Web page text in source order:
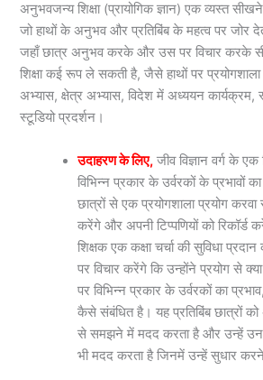
अनुभवजन्य शिक्षा (प्रायोगिक ज्ञान) एक व्यस्त
जो हाथों के अनुभव और प्रतिबिंब के महत्व पर जोर
जहाँ छात्र अनुभव करके और उस पर विचार करके
शिक्षा कई रूप ले सकती है, जैसे हाथों पर प्रयोगशाला
अभ्यास, क्षेत्र अभ्यास, विदेश में अध्ययन
स्टूडियो प्रदर्शन।
उदाहरण के लिए, जीव विज्ञान वर्ग के एक
विभिन्न प्रकार के उर्वरकों के प्रभावों
छात्रों से एक प्रयोगशाला प्रयोग
करेंगे और अपनी टिप्पणियों को रिकॉर्ड
शिक्षक एक कक्षा चर्चा की सुविधा
पर विचार करेंगे कि उन्होंने प्रयोग से
पर विभिन्न प्रकार के उर्वरकों का
कैसे संबंधित है। यह प्रतिबिंब छात्रों
से समझने में मदद करता है और उन्हें उन
भी मदद करता है जिनमें उन्हें सुधार